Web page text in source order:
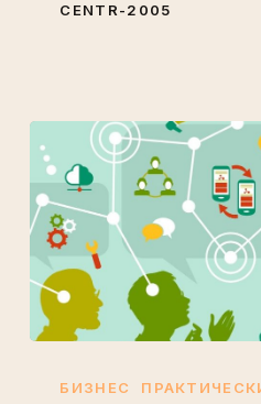
CENTR-2005
между
БИЗНЕС